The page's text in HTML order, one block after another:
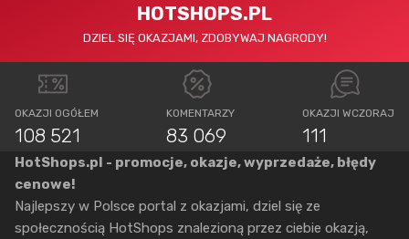
HOTSHOPS.PL
DZIEL SIĘ OKAZJAMI, ZDOBYWAJ NAGRODY!
OKAZJI OGÓŁEM
108 521
KOMENTARZY
83 069
OKAZJI WCZORAJ
111
HotShops.pl - promocje, okazje, wyprzedaże, błędy
cenowe!
Najlepszy w Polsce portal z okazjami, dziel się ze
społecznością HotShops znalezioną przez ciebie okazją,